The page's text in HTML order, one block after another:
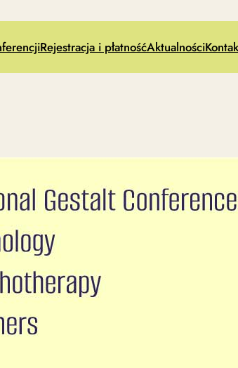
Rejestracja i płatnośćAktualności